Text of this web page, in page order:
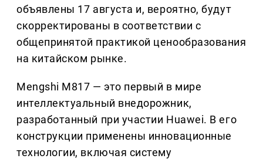
объявлены 17 августа и, вероятно, будут
скорректированы в соответствии с
общепринятой практикой ценообразования
на китайском рынке.
Mengshi M817 — это первый в мире
интеллектуальный внедорожник,
разработанный при участии Huawei. В его
конструкции применены инновационные
технологии, включая систему